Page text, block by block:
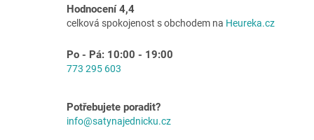
k
v
s
u
Hodnocení 4,4
celková spokojenost s obchodem na Heureka.cz
Po - Pá: 10:00 - 19:00
773 295 603
Potřebujete poradit?
info@satynajednicku.cz